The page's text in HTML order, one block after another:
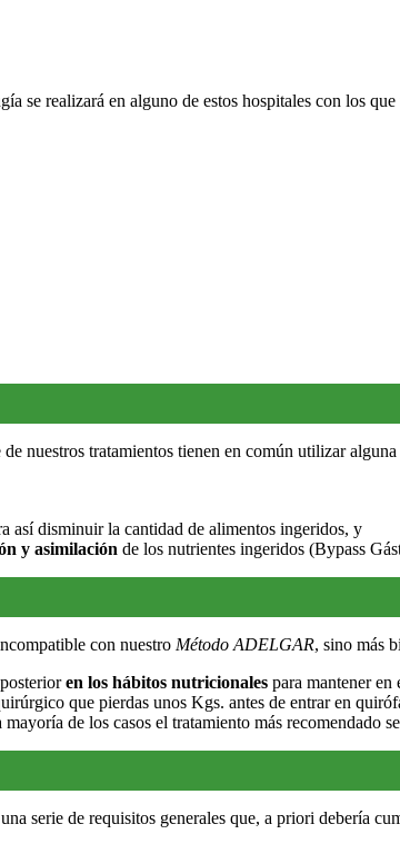
se realizará en alguno de estos hospitales con los
nuestros tratamientos tienen en común utilizar alguna
disminuir la cantidad de alimentos ingeridos, y
y asimilación de los nutrientes ingeridos (Bypass
con nuestro Método ADELGAR, sino más
posterioren los hábitos nutricionales para mantener en
que pierdas unos Kgs. antes de entrar en
mayoría de los casos el tratamiento más recomendado
serie de requisitos generales que, a priori debería